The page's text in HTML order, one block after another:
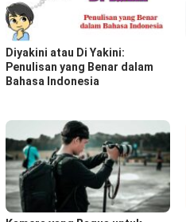
Diyakini atau Di Yakini:
Penulisan yang Benar dalam
Bahasa Indonesia